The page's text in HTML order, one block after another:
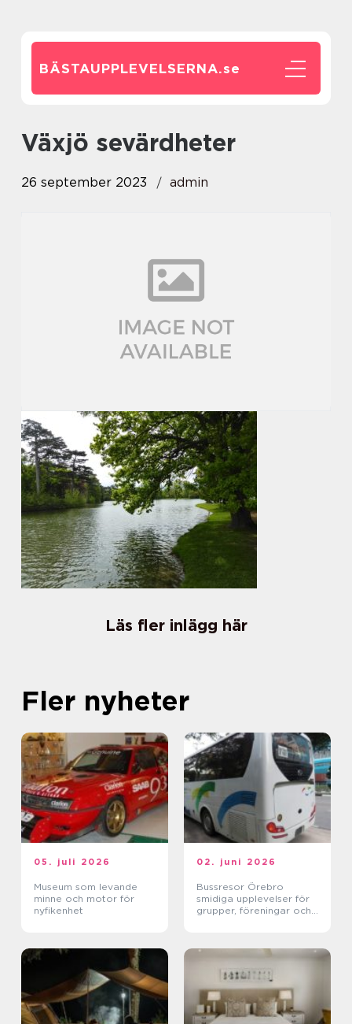
BÄSTAUPPLEVELSERNA.se
växjö sevärdheter
26 september 2023 admin
Läs fler inlägg här
Fler nyheter
05. juli 2026
Museum som levande
minne och motor för
nyfikenhet
02. juni 2026
Bussresor Örebro
smidiga upplevelser för
grupper, föreningar och